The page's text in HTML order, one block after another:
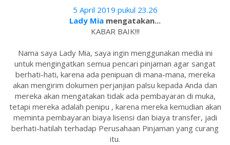
5 April 2019 pukul 23.26
Lady Mia mengatakan...
KABAR BAIK!!!
Nama saya Lady Mia, saya ingin menggunakan media ini
untuk mengingatkan semua pencari pinjaman agar sangat
berhati-hati, karena ada penipuan di mana-mana, mereka
akan mengirim dokumen perjanjian palsu kepada Anda dan
mereka akan mengatakan tidak ada pembayaran di muka,
tetapi mereka adalah penipu , karena mereka kemudian akan
meminta pembayaran biaya lisensi dan biaya transfer, jadi
berhati-hatilah terhadap Perusahaan Pinjaman yang curang
itu.